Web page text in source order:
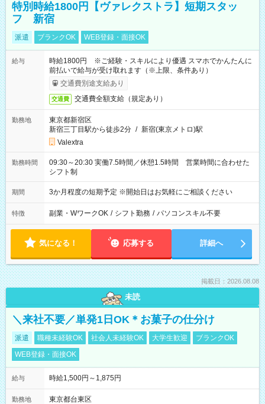
特別時給1800円【ヴァレクストラ】短期スタッ
フ 新宿
派遣 ブランクOK WEB登録・面接OK
給与
時給1800円 ※ご経験・スキルにより優遇 スマホでかんたんに
前払いで給与が受け取れます（※上限、条件あり）
交通費別途支給あり
交通費 交通費全額支給（規定あり）
勤務地
東京都新宿区
新宿三丁目駅から徒歩2分 / 新宿(東京メトロ)駅
Valextra
勤務時間
09:30～20:30 実働7.5時間／休憩1.5時間 営業時間に合わせた
シフト制
期間 3か月程度の短期予定 ※開始日はお気軽にご相談ください
特徴 副業・WワークOK / シフト勤務 / パソコンスキル不要
気になる！ 応募する 詳細へ
掲載日：2026.08.08
未読
＼来社不要／単発1日OK＊お菓子の仕分け
派遣 職種未経験OK 社会人未経験OK 大学生歓迎
ブランクOK
WEB登録・面接OK
給与 時給1,500円～1,875円
勤務地
東京都台東区